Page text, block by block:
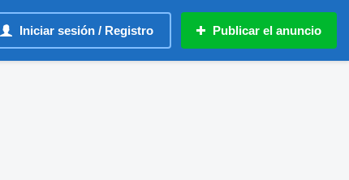
Iniciar sesión / Registro Publicar el anuncio